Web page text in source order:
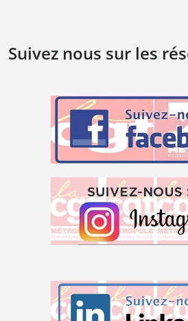
Suivez nous sur les